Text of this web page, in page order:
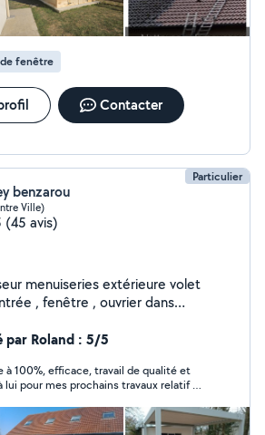
de fenêtre
Contacter
Particulier
benzarou
Ville)
(45 avis)
menuiseries extérieure volet
porte de garage et pose de
par Roland : 5/5
à 100%, efficace, travail de qualité et
lui pour mes prochains travaux relatif à